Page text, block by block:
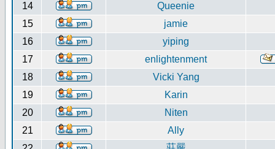
14
Queenie
15
jamie
16
yiping
17
enlightenment
18
Vicki Yang
19
Karin
20
Niten
21
Ally